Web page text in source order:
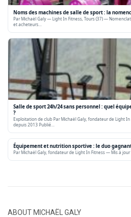
Noms des machines de salle de sport : la
Par Michaël Galy — Light In Fitness, Tours (37) —
et acheteurs…
Salle de sport 24h/24 sans personnel : quel
?
Exploitation de club Par Michaël Galy, fondateur de Light
depuis 2013 Publié…
Équipement et nutrition sportive : le duo
Par Michaël Galy, fondateur de Light In Fitness — Mis à
ABOUT MICHAËL GALY